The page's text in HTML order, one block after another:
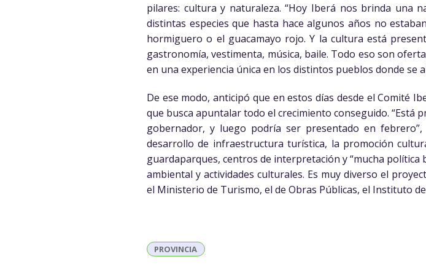
pilares: cultura y naturaleza. “Hoy Iberá nos brinda una
distintas especies que hasta hace algunos años no
hormiguero o el guacamayo rojo. Y la cultura está
gastronomía, vestimenta, música, baile. Todo eso son
en una experiencia única en los distintos pueblos donde se
De ese modo, anticipó que en estos días desde el Comité
que busca apuntalar todo el crecimiento conseguido. “Está
gobernador, y luego podría ser presentado en
desarrollo de infraestructura turística, la promoción
guardaparques, centros de interpretación y “mucha política
ambiental y actividades culturales. Es muy diverso el
el Ministerio de Turismo, el de Obras Públicas, el Instituto
PROVINCIA